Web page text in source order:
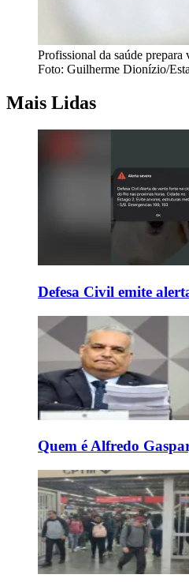
Profissional da saúde
Foto: Guilherme Dionízio/
Mais Lidas
Defesa Civil emite
Quem é Alfredo